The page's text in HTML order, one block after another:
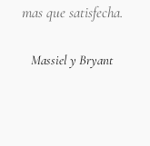
mas que satisfecha.
Massiel y Bryant